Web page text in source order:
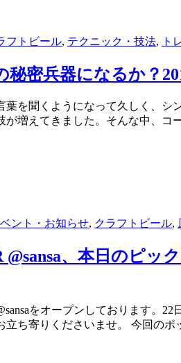
フトビール, テクニック・技法, ト
秘密兵器になるか？
葉を聞くようになって久しく、シ
が増えてきました。そんな中、コ
ント・お知らせ, クラフトビール,
@sansa、本日のピッ
をオープンしております。
立ち寄りくださいませ。 今回の